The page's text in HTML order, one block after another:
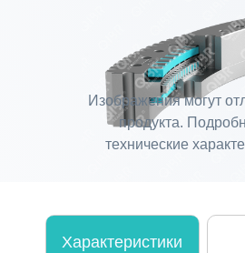
Изображения могут
продукта.
технические
Характеристики